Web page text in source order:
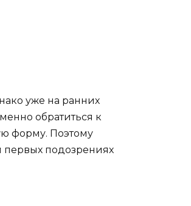
уже на ранних
обратиться к
форму. Поэтому
первых подозрениях